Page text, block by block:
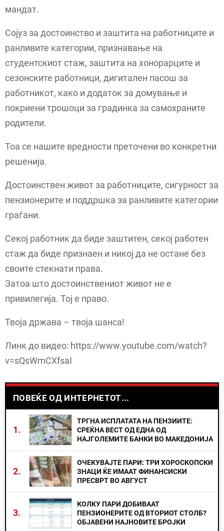
мандат.
Сојуз за достоинство и заштита на работниците и
ранливите категории, признавање на
студентскиот стаж, заштита на хонорарците и
сезонските работници, дигитален пасош за
работникот, како и додаток за домување и
покриени трошоци за градинка за самохраните
родители.
Тоа се нашите вредности преточени во конкретни
решенија.
Достоинствен живот за работниците, сигурност за
пензионерите и поддршка за ранливите категории
граѓани.
Секој работник да биде заштитен, секој работен
стаж да биде признаен и никој да не остане без
своите стекнати права.
Затоа што достоинствениот живот не е
привилегија. Тој е право.
Твоја држава – твоја шанса!
Линк до видео: https://www.youtube.com/watch?
v=sQsWmCXfsaI
ПОВЕЌЕ ОД ИНТЕРНЕТОТ...
1.
ТРГНА ИСПЛАТАТА НА ПЕНЗИИТЕ:
СРЕЌНА ВЕСТ ОД ЕДНА ОД
НАЈГОЛЕМИТЕ БАНКИ ВО МАКЕДОНИЈА
2.
ОЧЕКУВАЈТЕ ПАРИ: ТРИ ХОРОСКОПСКИ
ЗНАЦИ ЌЕ ИМААТ ФИНАНСИСКИ
ПРЕСВРТ ВО АВГУСТ
3.
КОЛКУ ПАРИ ДОБИВААТ
ПЕНЗИОНЕРИТЕ ОД ВТОРИОТ СТОЛБ?
ОБЈАВЕНИ НАЈНОВИТЕ БРОЈКИ